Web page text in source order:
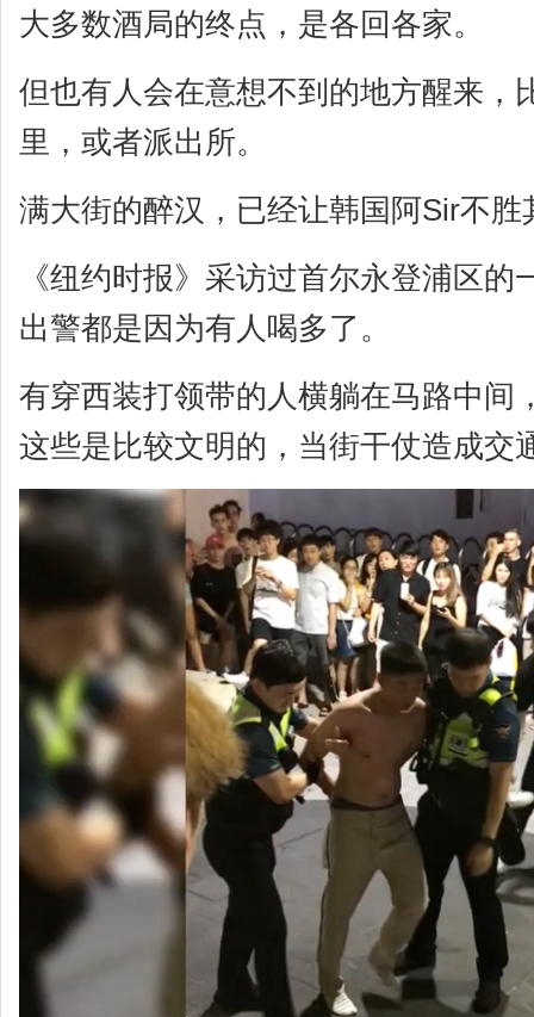
大多数酒局的终点，是各回各家。
但也有人会在意想不到的地方醒来，
里，或者派出所。
满大街的醉汉，已经让韩国阿Sir不胜
《纽约时报》采访过首尔永登浦区
出警都是因为有人喝多了。
有穿西装打领带的人横躺在马路中间
这些是比较文明的，当街干仗造成交